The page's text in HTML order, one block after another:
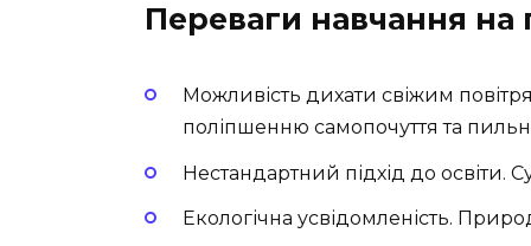
Переваги навчання на
Можливість дихати свіжим
поліпшенню самопочуття та
Нестандартний підхід до освіти.
Екологічна усвідомленість.